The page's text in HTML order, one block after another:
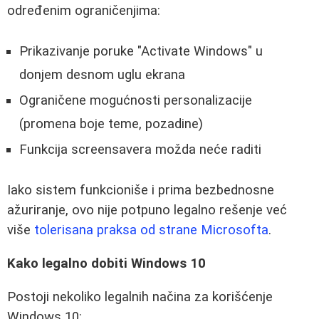
određenim ograničenjima:
Prikazivanje poruke "Activate Windows" u
donjem desnom uglu ekrana
Ograničene mogućnosti personalizacije
(promena boje teme, pozadine)
Funkcija screensavera možda neće raditi
Iako sistem funkcioniše i prima bezbednosne
ažuriranje, ovo nije potpuno legalno rešenje već
više tolerisana praksa od strane Microsofta.
Kako legalno dobiti Windows 10
Postoji nekoliko legalnih načina za korišćenje